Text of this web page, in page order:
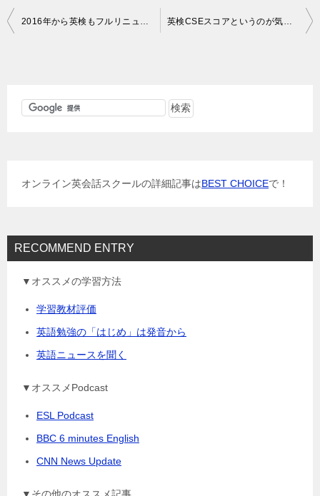
投
2016年から英検もフルリニューアル！4技能が求められる時代に！ 英検CSEスコアというのが気になるので、英検も受けます
オンライン英会話スクールの詳細記事はBEST CHOICEで！
RECOMMEND ENTRY
▼オススメの学習方法
学習教材評価
英語勉強の「はじめ」は発音から
英語ニュースを聞く
▼オススメPodcast
ESL Podcast
BBC 6 minutes English
CNN News Update